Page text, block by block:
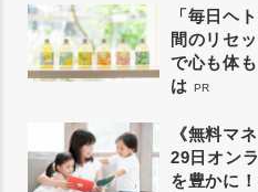
「毎日ヘ
間のリセ
で心も体
は PR
《無料マ
29日オン
を豊かに